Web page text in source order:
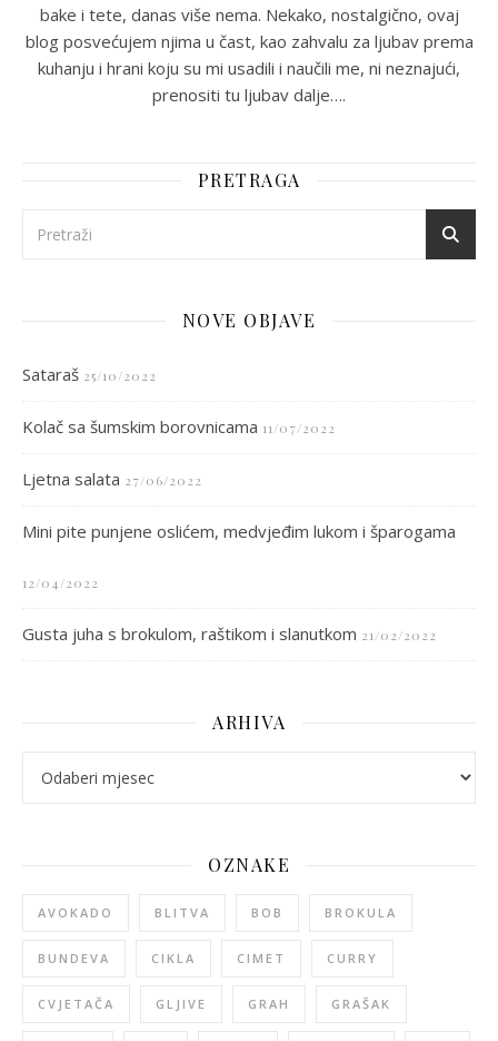
bake i tete, danas više nema. Nekako, nostalgično, ovaj
blog posvećujem njima u čast, kao zahvalu za ljubav prema
kuhanju i hrani koju su mi usadili i naučili me, ni neznajući,
prenositi tu ljubav dalje….
PRETRAGA
NOVE OBJAVE
Sataraš 25/10/2022
Kolač sa šumskim borovnicama 11/07/2022
Ljetna salata 27/06/2022
Mini pite punjene oslićem, medvjeđim lukom i šparogama
12/04/2022
Gusta juha s brokulom, raštikom i slanutkom 21/02/2022
ARHIVA
OZNAKE
AVOKADO BLITVA BOB BROKULA
BUNDEVA CIKLA CIMET CURRY
CVJETAČA GLJIVE GRAH GRAŠAK